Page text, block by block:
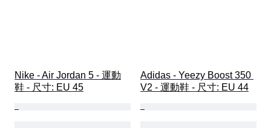
Nike - Air Jordan 5 - 運動
鞋 - 尺寸: EU 45
Adidas - Yeezy Boost 350
V2 - 運動鞋 - 尺寸: EU 44